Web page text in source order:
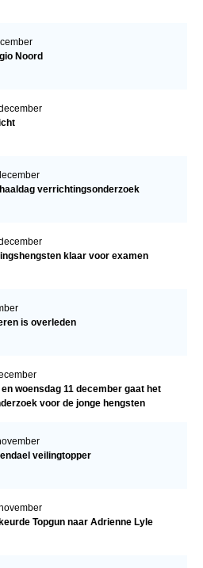
Noord
verrichtingsonderzoek
klaar voor examen
is overleden
woensdag 11 december gaat het
voor de jonge hengsten
veilingtopper
Topgun naar Adrienne Lyle